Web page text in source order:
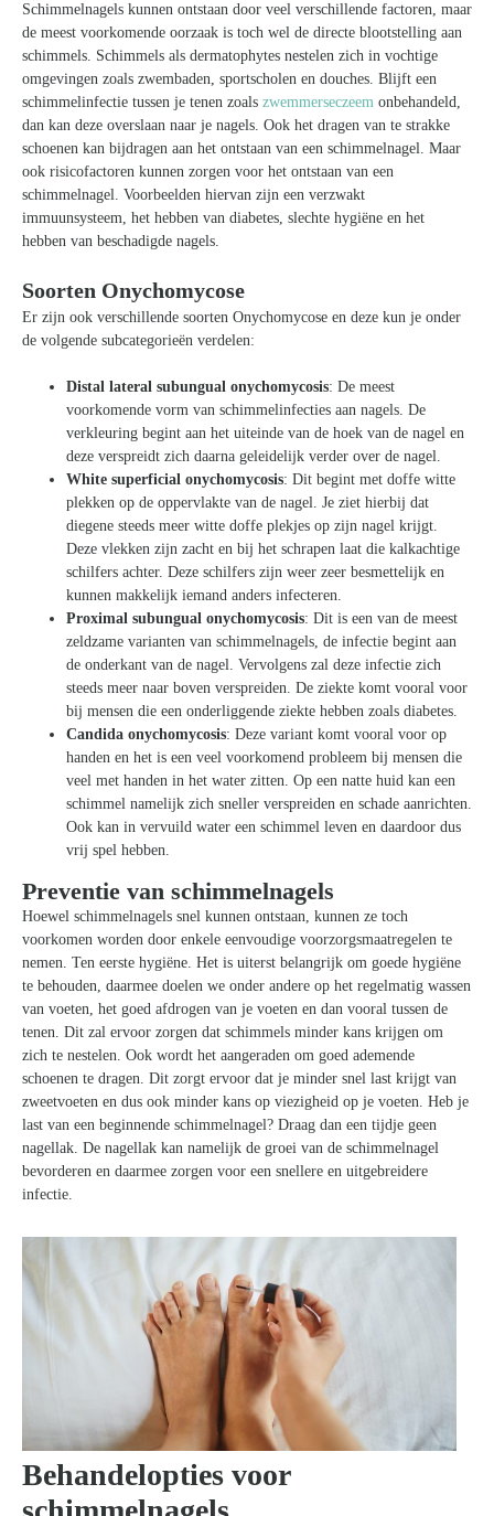
Schimmelnagels kunnen ontstaan door veel verschillende factoren, maar
de meest voorkomende oorzaak is toch wel de directe blootstelling aan
schimmels. Schimmels als dermatophytes nestelen zich in vochtige
omgevingen zoals zwembaden, sportscholen en douches. Blijft een
schimmelinfectie tussen je tenen zoals zwemmerseczeem onbehandeld,
dan kan deze overslaan naar je nagels. Ook het dragen van te strakke
schoenen kan bijdragen aan het ontstaan van een schimmelnagel. Maar
ook risicofactoren kunnen zorgen voor het ontstaan van een
schimmelnagel. Voorbeelden hiervan zijn een verzwakt
immuunsysteem, het hebben van diabetes, slechte hygiëne en het
hebben van beschadigde nagels.
Soorten Onychomycose
Er zijn ook verschillende soorten Onychomycose en deze kun je onder
de volgende subcategorieën verdelen:
Distal lateral subungual onychomycosis: De meest
voorkomende vorm van schimmelinfecties aan nagels. De
verkleuring begint aan het uiteinde van de hoek van de nagel en
deze verspreidt zich daarna geleidelijk verder over de nagel.
White superficial onychomycosis: Dit begint met doffe witte
plekken op de oppervlakte van de nagel. Je ziet hierbij dat
diegene steeds meer witte doffe plekjes op zijn nagel krijgt.
Deze vlekken zijn zacht en bij het schrapen laat die kalkachtige
schilfers achter. Deze schilfers zijn weer zeer besmettelijk en
kunnen makkelijk iemand anders infecteren.
Proximal subungual onychomycosis: Dit is een van de meest
zeldzame varianten van schimmelnagels, de infectie begint aan
de onderkant van de nagel. Vervolgens zal deze infectie zich
steeds meer naar boven verspreiden. De ziekte komt vooral voor
bij mensen die een onderliggende ziekte hebben zoals diabetes.
Candida onychomycosis: Deze variant komt vooral voor op
handen en het is een veel voorkomend probleem bij mensen die
veel met handen in het water zitten. Op een natte huid kan een
schimmel namelijk zich sneller verspreiden en schade aanrichten.
Ook kan in vervuild water een schimmel leven en daardoor dus
vrij spel hebben.
Preventie van schimmelnagels
Hoewel schimmelnagels snel kunnen ontstaan, kunnen ze toch
voorkomen worden door enkele eenvoudige voorzorgsmaatregelen te
nemen. Ten eerste hygiëne. Het is uiterst belangrijk om goede hygiëne
te behouden, daarmee doelen we onder andere op het regelmatig wassen
van voeten, het goed afdrogen van je voeten en dan vooral tussen de
tenen. Dit zal ervoor zorgen dat schimmels minder kans krijgen om
zich te nestelen. Ook wordt het aangeraden om goed ademende
schoenen te dragen. Dit zorgt ervoor dat je minder snel last krijgt van
zweetvoeten en dus ook minder kans op viezigheid op je voeten. Heb je
last van een beginnende schimmelnagel? Draag dan een tijdje geen
nagellak. De nagellak kan namelijk de groei van de schimmelnagel
bevorderen en daarmee zorgen voor een snellere en uitgebreidere
infectie.
Behandelopties voor